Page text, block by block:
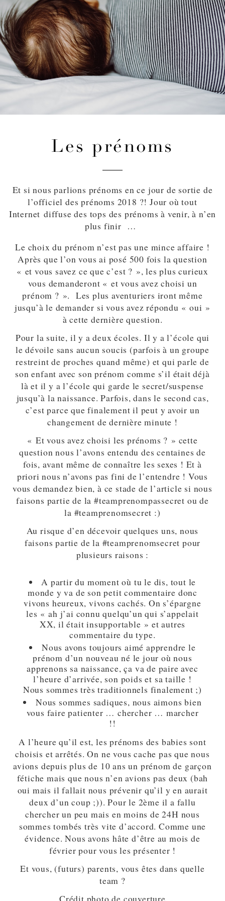
Les prénoms
Et si nous parlions prénoms en ce jour de sortie de
l’officiel des prénoms 2018 ?! Jour où tout
Internet diffuse des tops des prénoms à venir, à n’en
plus finir …
Le choix du prénom n’est pas une mince affaire !
Après que l’on vous ai posé 500 fois la question
« et vous savez ce que c’est ? », les plus curieux
vous demanderont « et vous avez choisi un
prénom ? ». Les plus aventuriers iront même
jusqu’à le demander si vous avez répondu « oui »
à cette dernière question.
Pour la suite, il y a deux écoles. Il y a l’école qui
le dévoile sans aucun soucis (parfois à un groupe
restreint de proches quand même) et qui parle de
son enfant avec son prénom comme s’il était déjà
là et il y a l’école qui garde le secret/suspense
jusqu’à la naissance. Parfois, dans le second cas,
c’est parce que finalement il peut y avoir un
changement de dernière minute !
« Et vous avez choisi les prénoms ? » cette
question nous l’avons entendu des centaines de
fois, avant même de connaître les sexes ! Et à
priori nous n’avons pas fini de l’entendre ! Vous
vous demandez bien, à ce stade de l’article si nous
faisons partie de la #teamprenompassecret ou de
la #teamprenomsecret :)
Au risque d’en décevoir quelques uns, nous
faisons partie de la #teamprenomsecret pour
plusieurs raisons :
A partir du moment où tu le dis, tout le
monde y va de son petit commentaire donc
vivons heureux, vivons cachés. On s’épargne
les « ah j’ai connu quelqu’un qui s’appelait
XX, il était insupportable » et autres
commentaire du type.
Nous avons toujours aimé apprendre le
prénom d’un nouveau né le jour où nous
apprenons sa naissance, ça va de paire avec
l’heure d’arrivée, son poids et sa taille !
Nous sommes très traditionnels finalement ;)
Nous sommes sadiques, nous aimons bien
vous faire patienter … chercher … marcher
!!
A l’heure qu’il est, les prénoms des babies sont
choisis et arrêtés. On ne vous cache pas que nous
avions depuis plus de 10 ans un prénom de garçon
fétiche mais que nous n’en avions pas deux (bah
oui mais il fallait nous prévenir qu’il y en aurait
deux d’un coup ;)). Pour le 2ème il a fallu
chercher un peu mais en moins de 24H nous
sommes tombés très vite d’accord. Comme une
évidence. Nous avons hâte d’être au mois de
février pour vous les présenter !
Et vous, (futurs) parents, vous êtes dans quelle
team ?
Crédit photo de couverture